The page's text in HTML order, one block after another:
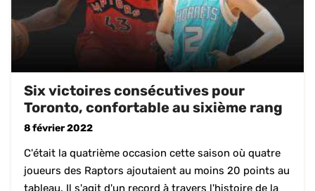
Six victoires consécutives pour
Toronto, confortable au sixième rang
8 février 2022
C'était la quatrième occasion cette saison où quatre
joueurs des Raptors ajoutaient au moins 20 points au